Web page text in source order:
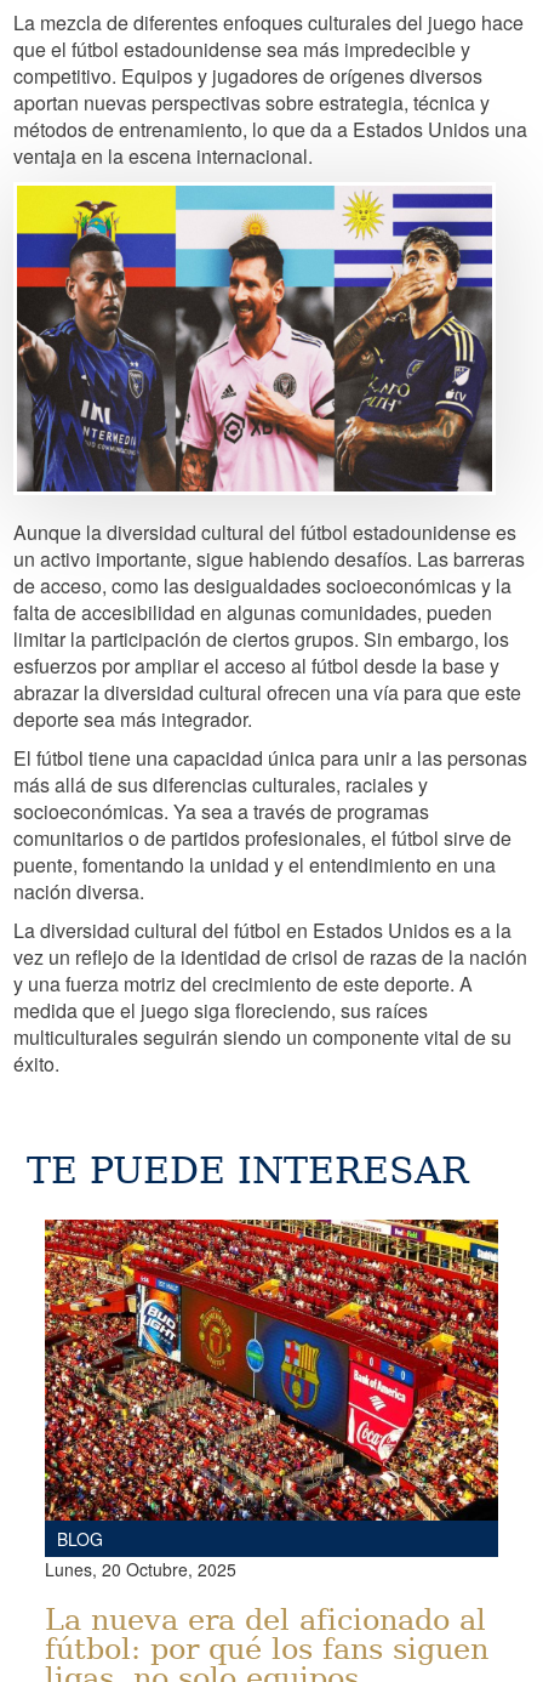
La mezcla de diferentes enfoques culturales del juego hace
que el fútbol estadounidense sea más impredecible y
competitivo. Equipos y jugadores de orígenes diversos
aportan nuevas perspectivas sobre estrategia, técnica y
métodos de entrenamiento, lo que da a Estados Unidos una
ventaja en la escena internacional.
Image
Aunque la diversidad cultural del fútbol estadounidense es
un activo importante, sigue habiendo desafíos. Las barreras
de acceso, como las desigualdades socioeconómicas y la
falta de accesibilidad en algunas comunidades, pueden
limitar la participación de ciertos grupos. Sin embargo, los
esfuerzos por ampliar el acceso al fútbol desde la base y
abrazar la diversidad cultural ofrecen una vía para que este
deporte sea más integrador.
El fútbol tiene una capacidad única para unir a las personas
más allá de sus diferencias culturales, raciales y
socioeconómicas. Ya sea a través de programas
comunitarios o de partidos profesionales, el fútbol sirve de
puente, fomentando la unidad y el entendimiento en una
nación diversa.
La diversidad cultural del fútbol en Estados Unidos es a la
vez un reflejo de la identidad de crisol de razas de la nación
y una fuerza motriz del crecimiento de este deporte. A
medida que el juego siga floreciendo, sus raíces
multiculturales seguirán siendo un componente vital de su
éxito.
TE PUEDE INTERESAR
BLOG
Lunes, 20 Octubre, 2025
La nueva era del aficionado al
fútbol: por qué los fans siguen